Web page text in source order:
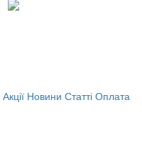
Акції Новини Статті Оплата